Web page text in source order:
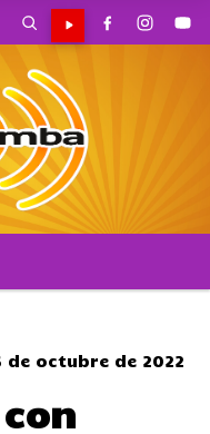
de octubre de 2022